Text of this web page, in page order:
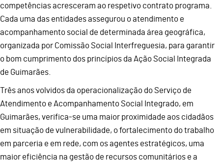
competências acresceram ao respetivo contrato programa.
Cada uma das entidades assegurou o atendimento e
acompanhamento social de determinada área geográfica,
organizada por Comissão Social Interfreguesia, para garantir
o bom cumprimento dos princípios da Ação Social Integrada
de Guimarães.
Três anos volvidos da operacionalização do Serviço de
Atendimento e Acompanhamento Social Integrado, em
Guimarães, verifica-se uma maior proximidade aos cidadãos
em situação de vulnerabilidade, o fortalecimento do trabalho
em parceria e em rede, com os agentes estratégicos, uma
maior eficiência na gestão de recursos comunitários e a